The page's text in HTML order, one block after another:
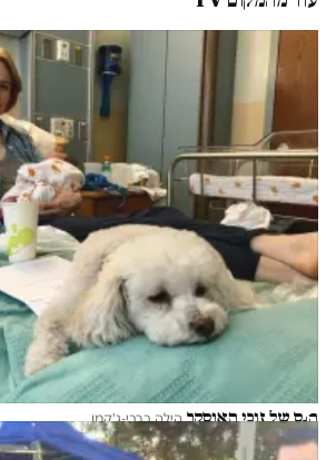
הנס של זוכי האוסקר הילה ברבי-ג'קמן